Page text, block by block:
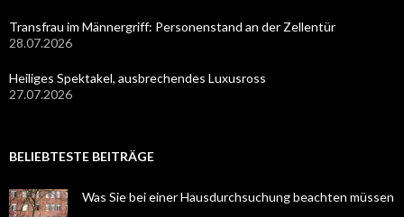
Transfrau im Männergriff: Personenstand an der Zellentür
28.07.2026
Heiliges Spektakel, ausbrechendes Luxusross
27.07.2026
BELIEBTESTE BEITRÄGE
Was Sie bei einer Hausdurchsuchung beachten müssen